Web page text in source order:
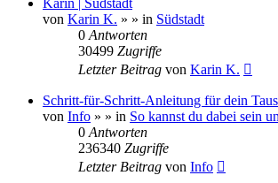
von Karin K. » » in Südstadt
0 Antworten
30499 Zugriffe
Letzter Beitrag von Karin K.
Schritt-für-Schritt-Anleitung für dein
von Info » » in So kannst du dabei sein
0 Antworten
236340 Zugriffe
Letzter Beitrag von Info